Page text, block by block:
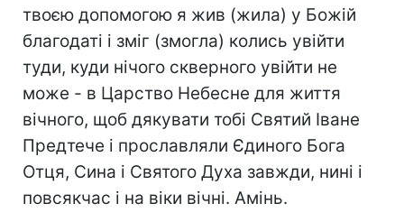
твоєю допомогою я жив (жила) у Божій
благодаті і зміг (змогла) колись увійти
туди, куди нічого скверного увійти не
може - в Царство Небесне для життя
вічного, щоб дякувати тобі Святий Іване
Предтече і прославляли Єдиного Бога
Отця, Сина і Святого Духа завжди, нині і
повсякчас і на віки вічні. Амінь.